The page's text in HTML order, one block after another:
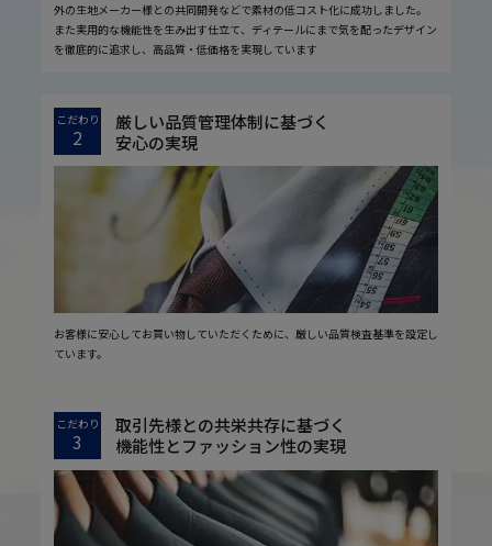
外の生地メーカー様との共同開発などで素材の低コスト化に成功しました。
また実用的な機能性を生み出す仕立て、ディテールにまで気を配ったデザイン
を徹底的に追求し、高品質・低価格を実現しています
こだわり
2
厳しい品質管理体制に基づく
安心の実現
お客様に安心してお買い物していただくために、厳しい品質検査基準を設定し
ています。
こだわり
3
取引先様との共栄共存に基づく
機能性とファッション性の実現